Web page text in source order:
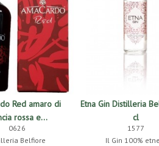
Red amaro di
rossa e...
0626
Belfiore
Etna Gin Distilleria
cl
1577
Il Gin 100%